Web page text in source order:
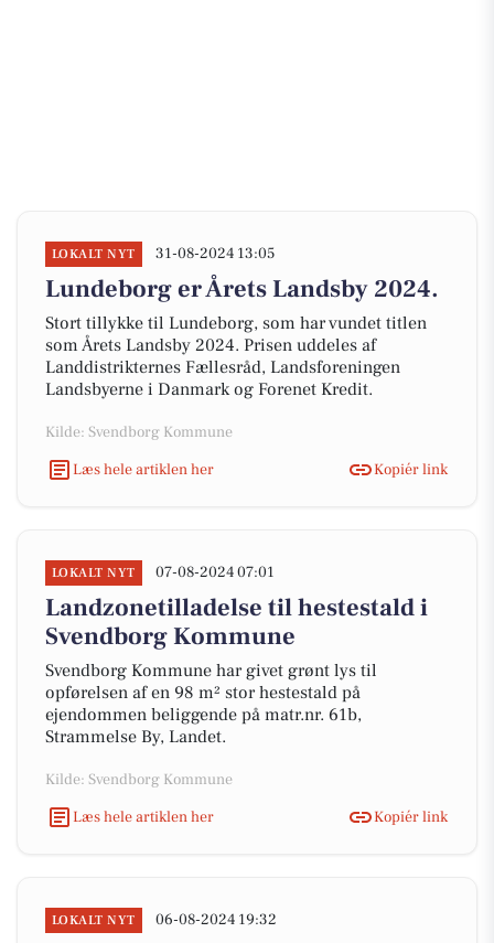
LOKALT NYT 31-08-2024 13:05
Lundeborg er Årets Landsby 2024.
Stort tillykke til Lundeborg, som har vundet titlen
som Årets Landsby 2024. Prisen uddeles af
Landdistrikternes Fællesråd, Landsforeningen
Landsbyerne i Danmark og Forenet Kredit.
Kilde: Svendborg Kommune
Læs hele artiklen her
Kopiér link
LOKALT NYT 07-08-2024 07:01
Landzonetilladelse til hestestald i
Svendborg Kommune
Svendborg Kommune har givet grønt lys til
opførelsen af en 98 m² stor hestestald på
ejendommen beliggende på matr.nr. 61b,
Strammelse By, Landet.
Kilde: Svendborg Kommune
Læs hele artiklen her
Kopiér link
LOKALT NYT 06-08-2024 19:32